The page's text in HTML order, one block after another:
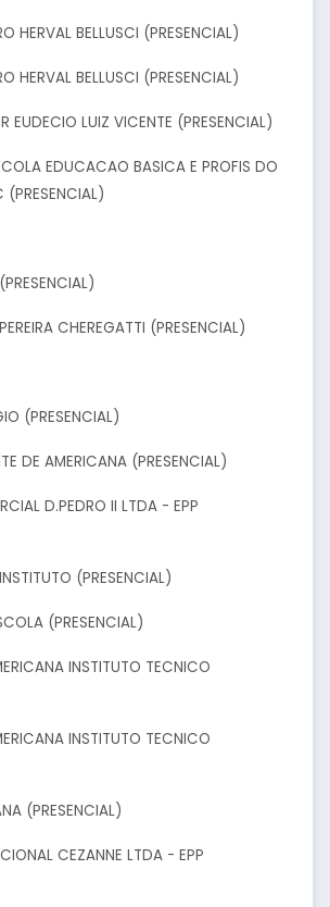
HERVAL BELLUSCI (PRESENCIAL)
HERVAL BELLUSCI (PRESENCIAL)
EUDECIO LUIZ VICENTE (PRESENCIAL)
EDUCACAO BASICA E PROFIS DO
(PRESENCIAL)
CHEREGATTI (PRESENCIAL)
(PRESENCIAL)
DE AMERICANA (PRESENCIAL)
D.PEDRO II LTDA - EPP
(PRESENCIAL)
(PRESENCIAL)
INSTITUTO TECNICO
INSTITUTO TECNICO
(PRESENCIAL)
CEZANNE LTDA - EPP